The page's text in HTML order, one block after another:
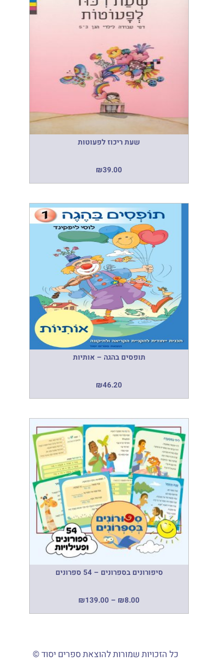
שעת ריכוז לפעוטות
₪39.00
תופסים בהגה – אותיות
₪46.20
סיפורונים בספרונים – 54 ספרונים
₪8.00
–
₪139.00
כל הזכויות שמורות להוצאת ספרים יסוד ©